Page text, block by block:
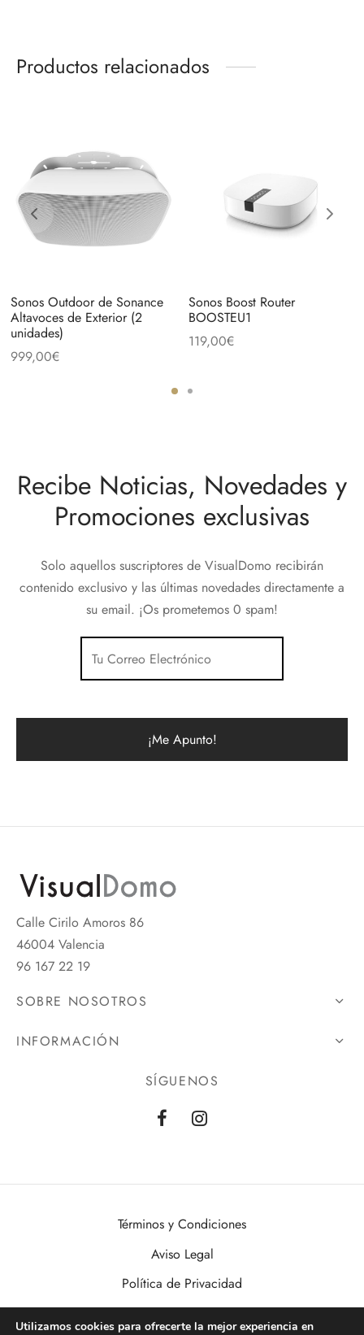
Productos relacionados
Sonos Outdoor de Sonance
Altavoces de Exterior (2
unidades)
999,00€
Sonos Boost Router
BOOSTEU1
119,00€
Recibe Noticias, Novedades y
Promociones exclusivas
Solo aquellos suscriptores de VisualDomo recibirán
contenido exclusivo y las últimas novedades directamente a
su email. ¡Os prometemos 0 spam!
Calle Cirilo Amoros 86
46004 Valencia
96 167 22 19
SOBRE NOSOTROS
INFORMACIÓN
SÍGUENOS
Términos y Condiciones
Aviso Legal
Política de Privacidad
Política de Cookies
Utilizamos cookies para ofrecerte la mejor experiencia en